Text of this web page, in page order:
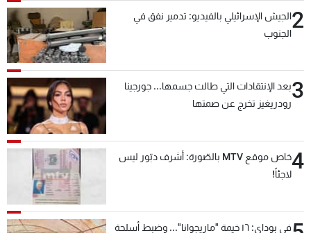
2الجيش الإسرائيلي بالفيديو: تدمير نفق في
الجنوب
3بعد الإنتقادات التي طالت جسمها... جورجينا
رودريغيز تخرج عن صمتها
4
خاص موقع MTV بالصّورة: أشرف دبّور ليس
لاجئاً!
في بوداي: ١٦ خيمة "ماريجوانا"... وضبط أسلحة